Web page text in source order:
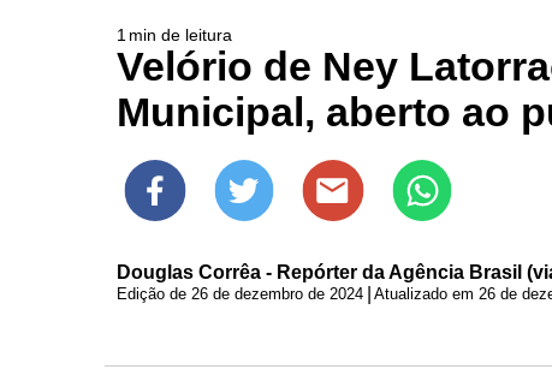
1 min de leitura
Velório de Ney
Municipal, aberto ao
Douglas Corrêa - Repórter da Agência Brasil
Edição de 26 de dezembro de 2024 Atualizado em 26 de